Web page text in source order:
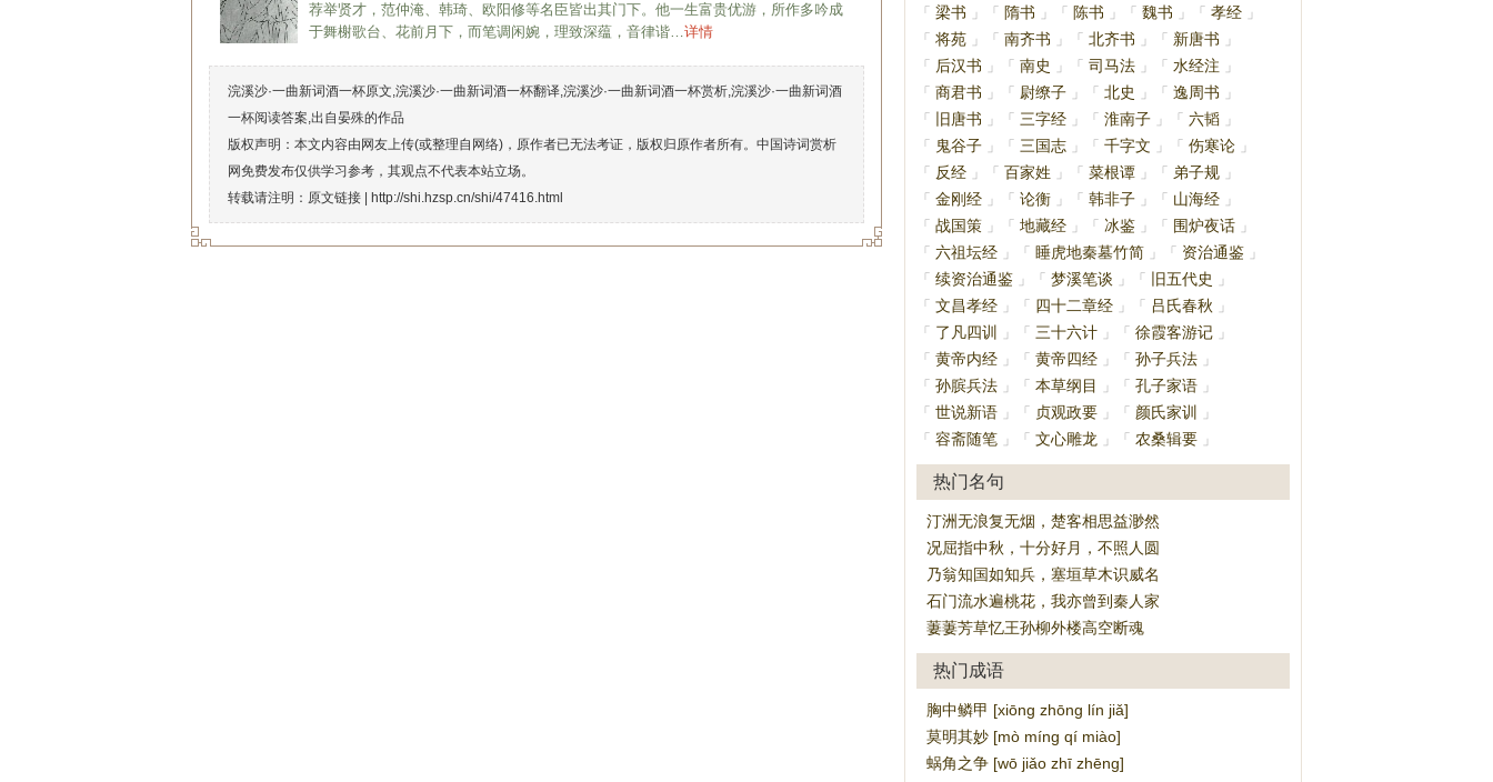
荐举贤才，范仲淹、韩琦、欧阳修等名臣皆出其门下。他一生富贵优游，所作多吟成
于舞榭歌台、花前月下，而笔调闲婉，理致深蕴，音律谐…详情
浣溪沙·一曲新词酒一杯原文,浣溪沙·一曲新词酒一杯翻译,浣溪沙·一曲新词酒一杯赏析,浣溪沙·一曲新词酒
一杯阅读答案,出自晏殊的作品
版权声明：本文内容由网友上传(或整理自网络)，原作者已无法考证，版权归原作者所有。中国诗词赏析
网免费发布仅供学习参考，其观点不代表本站立场。
转载请注明：原文链接 |
http://shi.hzsp.cn/shi/47416.html
「 梁书 」 「 隋书 」 「 陈书 」 「 魏书 」 「 孝经 」
「 将苑 」 「 南齐书 」 「 北齐书 」 「 新唐书
」
「
后汉书 」 「 南史 」 「 司马法 」 「 水经注
」
「 商君书 」 「 尉缭子 」 「 北史 」 「 逸周书
」
「
旧唐书 」 「 三字经 」 「 淮南子 」 「 六韬 」
「
鬼谷子 」 「 三国志 」 「 千字文 」 「 伤寒论 」
「
反经 」 「 百家姓 」 「 菜根谭 」 「 弟子规 」
「 金刚经 」 「 论衡 」 「 韩非子 」 「 山海经 」
「 战国策 」 「 地藏经 」 「 冰鉴 」 「 围炉夜话 」
「 六祖坛经 」 「 睡虎地秦墓竹简 」 「 资治通鉴 」
「 续资治通鉴 」 「 梦溪笔谈 」 「 旧五代史
」
「 文昌孝经 」 「 四十二章经 」 「 吕氏春秋
」
「
了凡四训 」 「 三十六计 」 「 徐霞客游记 」
「 黄帝内经 」 「 黄帝四经 」 「 孙子兵法 」
「 孙膑兵法 」 「 本草纲目 」 「 孔子家语 」
「 世说新语 」 「 贞观政要 」 「 颜氏家训
」
「 容斋随笔 」 「 文心雕龙 」 「 农桑辑要 」
热门名句
汀洲无浪复无烟，楚客相思益渺然
况屈指中秋，十分好月，不照人圆
乃翁知国如知兵，塞垣草木识威名
石门流水遍桃花，我亦曾到秦人家
萋萋芳草忆王孙柳外楼高空断魂
热门成语
胸中鳞甲 [xiōng zhōng lín jiǎ]
莫明其妙 [mò míng qí miào]
蜗角之争 [wō jiǎo zhī zhēng]